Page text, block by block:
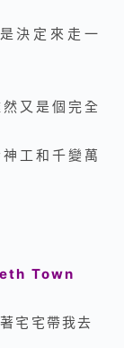
決定來走一
又是個完全
工和千變萬
Town
宅宅帶我去